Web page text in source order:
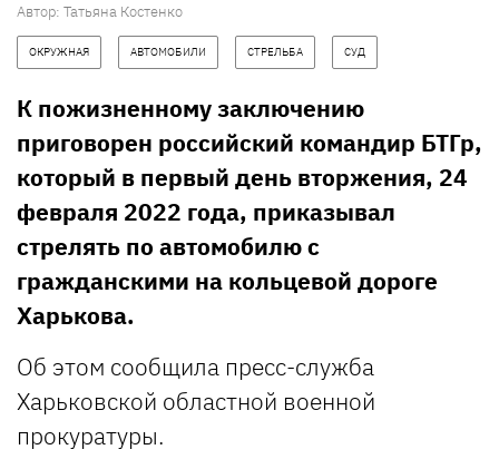
Автор: Татьяна Костенко
ОКРУЖНАЯ АВТОМОБИЛИ СТРЕЛЬБА СУД
К пожизненному заключению
приговорен российский командир БТГр,
который в первый день вторжения, 24
февраля 2022 года, приказывал
стрелять по автомобилю с
гражданскими на кольцевой дороге
Харькова.
Об этом сообщила пресс-служба
Харьковской областной военной
прокуратуры.